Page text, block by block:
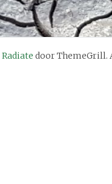
Radiate door ThemeGrill.